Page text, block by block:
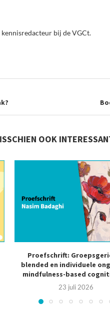
bij de VGCt.
OOK
Proefschrift:
blended en individuele
mindfulness-based
23 juli 2026